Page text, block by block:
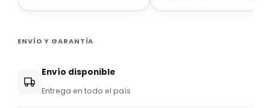
ENVÍO Y GARANTÍA
Envío disponible
Entrega en todo el país